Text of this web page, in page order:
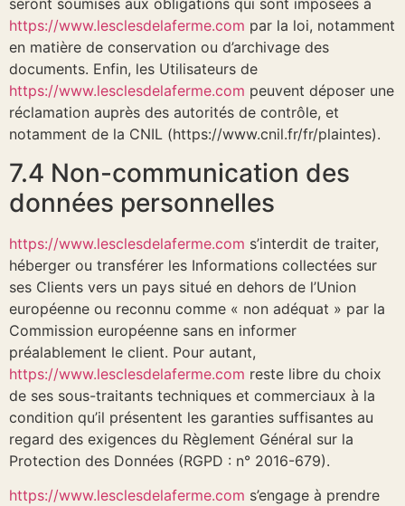
seront soumises aux obligations qui sont imposées à
https://www.lesclesdelaferme.com par la loi, notamment
en matière de conservation ou d’archivage des
documents. Enfin, les Utilisateurs de
https://www.lesclesdelaferme.com peuvent déposer une
réclamation auprès des autorités de contrôle, et
notamment de la CNIL (https://www.cnil.fr/fr/plaintes).
7.4 Non-communication des
données personnelles
https://www.lesclesdelaferme.com s’interdit de traiter,
héberger ou transférer les Informations collectées sur
ses Clients vers un pays situé en dehors de l’Union
européenne ou reconnu comme « non adéquat » par la
Commission européenne sans en informer
préalablement le client. Pour autant,
https://www.lesclesdelaferme.com reste libre du choix
de ses sous-traitants techniques et commerciaux à la
condition qu’il présentent les garanties suffisantes au
regard des exigences du Règlement Général sur la
Protection des Données (RGPD : n° 2016-679).
https://www.lesclesdelaferme.com s’engage à prendre